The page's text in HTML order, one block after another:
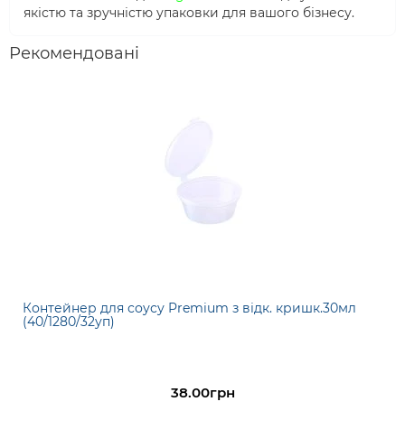
якістю та зручністю упаковки для вашого бізнесу.
Рекомендовані
Контейнер для соусу Premium з відк. кришк.30мл
(40/1280/32уп)
38.00грн